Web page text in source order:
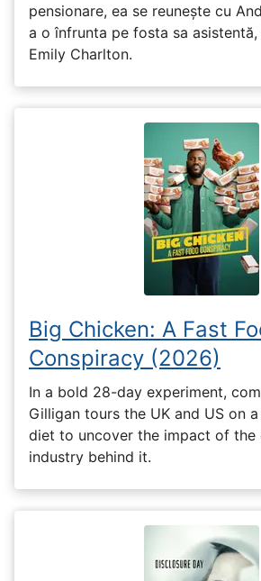
pensionare, ea se reunește cu
a o înfrunta pe fosta sa
Emily Charlton.
Big Chicken: A Fast
Conspiracy (2026)
In a bold 28-day experiment,
Gilligan tours the UK and US on
diet to uncover the impact of
industry behind it.